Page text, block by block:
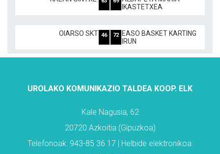
IKASTETXEA
OIARSO SKT 46 72
EASO BASKET KARTING
IRUN
UROLAKO KOMUNIKAZIO TALDEA KOOP. ELK
Kale Nagusia, 62
20720 Azkoitia (Gipuzkoa)
Telefonoak: 943-85 36 17 | Helbide elektronikoa: